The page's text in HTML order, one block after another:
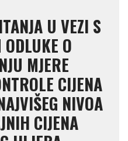
U VEZI S
O
MJERE
CIJENA
NIVOA
CIJENA